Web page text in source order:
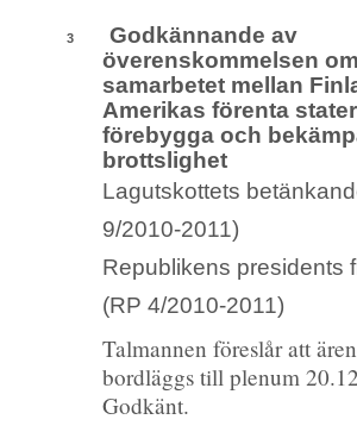
3Godkännande av
överenskommelsen om
samarbetet mellan
Amerikas förenta
förebygga och
brottslighet
Lagutskottets
9/2010-2011)
Republikens presidents
(RP 4/2010-2011)
Talmannen föreslår att
bordläggs till plenum
Godkänt.